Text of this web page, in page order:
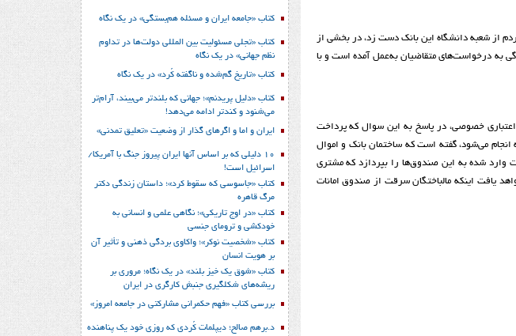
از شعبه دانشگاه این بانک دست زد، در بخشی از
به درخواست‌های متقاضیان به‌عمل آمده است و با
خصوصی، در پاسخ به این سوال که پرداخت
می‌شود، گفته است که ساختمان بانک و اموال
شده به این صندوق‌ها را بپردازد که مشتری
یافت اینکه مالباختگان سرقت از صندوق امانات
کتاب «جامعه ایران و مسئله هم‌بستگی» در یک نگاه
کتاب «تجلی مسئولیت بین المللی دولت‌ها در تداوم
نظم جهانی» در یک نگاه
کتاب «تاریخ گم‌شده و ناگفته کُرد» در یک نگاه
کتاب «دلیل پریدنم»؛ جهانی که بلندتر می‌بیند، آرام‌تر
می‌شنود و کندتر ادامه می‌دهد!
ایران و اما و اگرهای گذار از وضعیت «تعلیق تمدنی»
10 دلیلی که بر اساس آنها ایران پیروز جنگ با آمریکا/
اسرائیل است!
کتاب «جاسوسی که سقوط کرد»؛ داستان زندگی دکتر
مرگ قاهره
کتاب «در اوج تاریکی»؛ نگاهی علمی و انسانی به
خودکشی و ترومای جنسی
کتاب «شخصیت نوکر»؛ واکاوی بردگی ذهنی و تأثیر آن
بر هویت انسان
کتاب «شوق یک خیز بلند» در یک نگاه؛ مروری بر
ریشه‌های شکل‎گیری جنبش کارگری در ایران
بررسی کتاب «فهم حکمرانی مشارکتی در جامعه امروز»
د.برهم صالح؛ دیپلمات کُردی که روزی خود یک پناهنده